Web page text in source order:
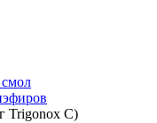
Trigonox C)